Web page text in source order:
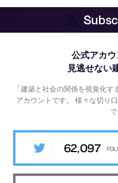
公式アカウ
見逃せない
「建築と社会の関係を視覚化
アカウントです。様々な切り
62,097